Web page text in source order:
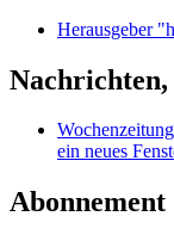
Herausgeber
ein neues
Abonnement